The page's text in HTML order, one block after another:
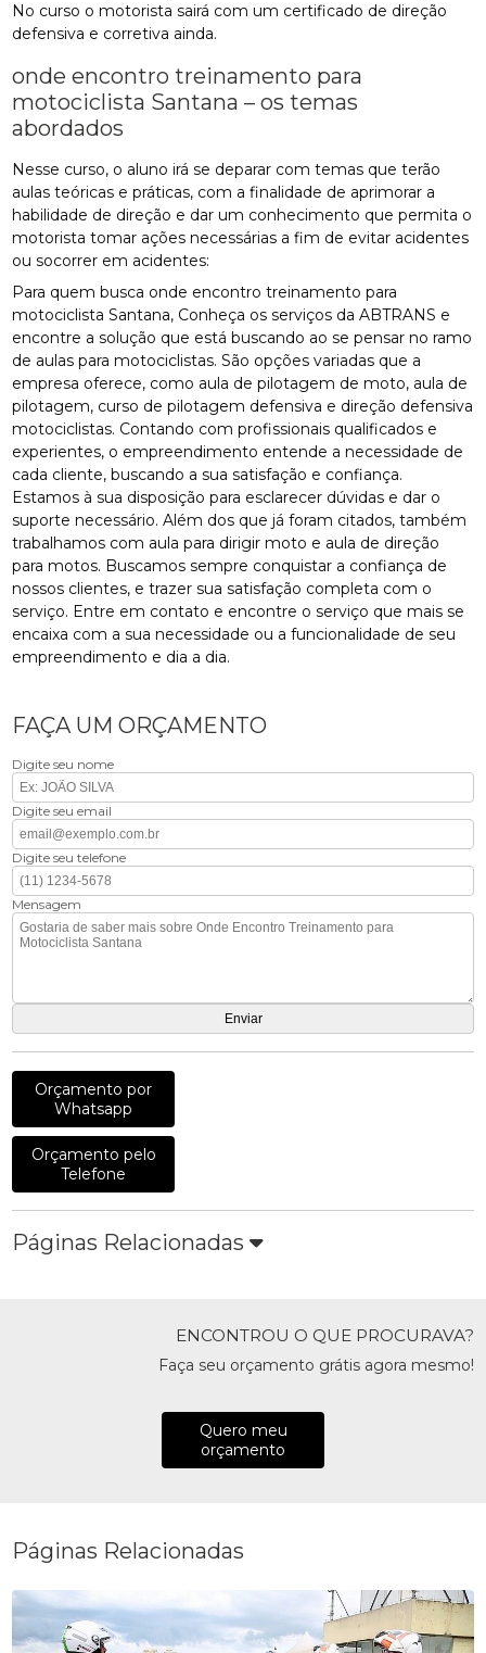
No curso o motorista sairá com um certificado de direção
defensiva e corretiva ainda.
onde encontro treinamento para
motociclista Santana – os temas
abordados
Nesse curso, o aluno irá se deparar com temas que terão
aulas teóricas e práticas, com a finalidade de aprimorar a
habilidade de direção e dar um conhecimento que permita o
motorista tomar ações necessárias a fim de evitar acidentes
ou socorrer em acidentes:
Para quem busca onde encontro treinamento para
motociclista Santana, Conheça os serviços da ABTRANS e
encontre a solução que está buscando ao se pensar no ramo
de aulas para motociclistas. São opções variadas que a
empresa oferece, como aula de pilotagem de moto, aula de
pilotagem, curso de pilotagem defensiva e direção defensiva
motociclistas. Contando com profissionais qualificados e
experientes, o empreendimento entende a necessidade de
cada cliente, buscando a sua satisfação e confiança.
Estamos à sua disposição para esclarecer dúvidas e dar o
suporte necessário. Além dos que já foram citados, também
trabalhamos com aula para dirigir moto e aula de direção
para motos. Buscamos sempre conquistar a confiança de
nossos clientes, e trazer sua satisfação completa com o
serviço. Entre em contato e encontre o serviço que mais se
encaixa com a sua necessidade ou a funcionalidade de seu
empreendimento e dia a dia.
FAÇA UM ORÇAMENTO
Digite seu nome
Digite seu email
Digite seu telefone
Mensagem
Orçamento por
Whatsapp
Orçamento pelo
Telefone
Páginas Relacionadas
ENCONTROU O QUE PROCURAVA?
Faça seu orçamento grátis agora mesmo!
Quero meu
orçamento
Páginas Relacionadas